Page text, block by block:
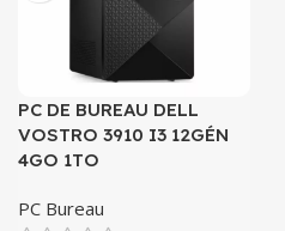
PC DE BUREAU DELL
VOSTRO 3910 I3 12GÉN
4GO 1TO
PC Bureau